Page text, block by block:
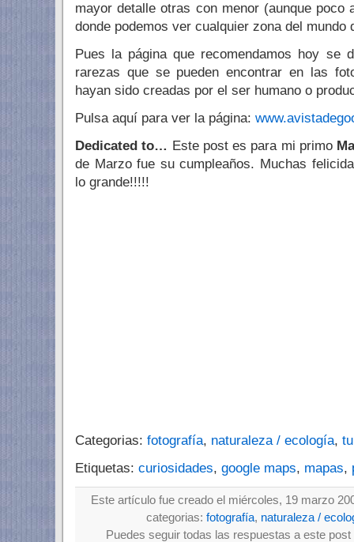
mayor detalle otras con menor (aunque poco
donde podemos ver cualquier zona del mundo
Pues la página que recomendamos hoy se
rarezas que se pueden encontrar en las
hayan sido creadas por el ser humano o
Pulsa aquí para ver la página:
Dedicated to… Este post es para mi primo
de Marzo fue su cumpleaños. Muchas
lo grande!!!!!
Categorias: fotografía, naturaleza / ecología,
Etiquetas: curiosidades, google maps, mapas,
Este artículo fue creado el miércoles, 19 marzo
categorias: fotografía, naturaleza /
Puedes seguir todas las respuestas a este